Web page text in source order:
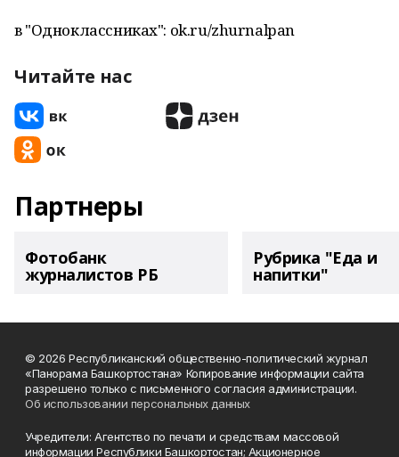
в "Одноклассниках": ok.ru/zhurnalpan
Читайте нас
Партнеры
Фотобанк
журналистов РБ
Рубрика "Еда и
напитки"
© 2026 Республиканский общественно-политический журнал
«Панорама Башкортостана» Копирование информации сайта
разрешено только с письменного согласия администрации.
Об использовании персональных данных
Учредители: Агентство по печати и средствам массовой
информации Республики Башкортостан; Акционерное